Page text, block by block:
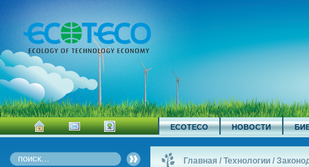
ECOTECO НОВОСТИ
Главная /Технологии /